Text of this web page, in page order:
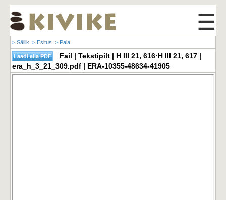
☰
> Säilik > Esitus > Pala
Fail | Tekstipilt | H III 21, 616·H III 21, 617 |
era_h_3_21_309.pdf | ERA-10355-48634-41905